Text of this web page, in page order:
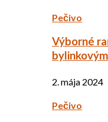
Pečivo
Výborné
2. mája 2024
Pečivo